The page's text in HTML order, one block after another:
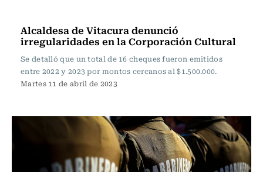
Alcaldesa de Vitacura denunció
irregularidades en la Corporación Cultural
Se detalló que un total de 16 cheques fueron emitidos
entre 2022 y 2023 por montos cercanos al $1.500.000.
Martes 11 de abril de 2023